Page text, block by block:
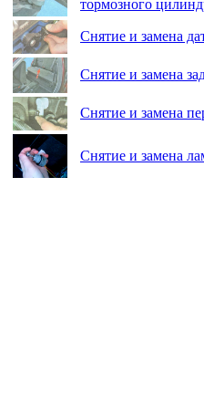
тормозного
Снятие и замена
Снятие и замена
Снятие и замена
Снятие и замена